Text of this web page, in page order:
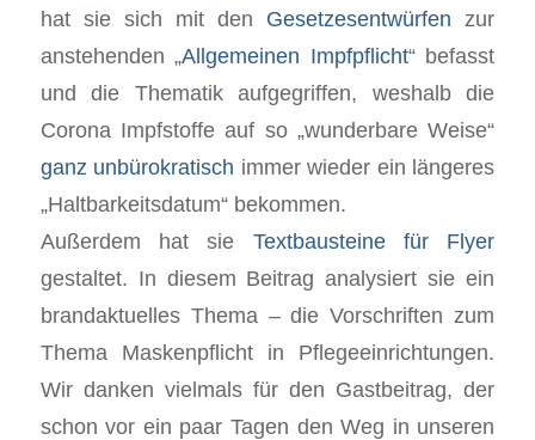
hat sie sich mit den Gesetzesentwürfen zur
anstehenden „Allgemeinen Impfpflicht“ befasst
und die Thematik aufgegriffen, weshalb die
Corona Impfstoffe auf so „wunderbare Weise“
ganz unbürokratisch immer wieder ein längeres
„Haltbarkeitsdatum“ bekommen.
Außerdem hat sie Textbausteine für Flyer
gestaltet. In diesem Beitrag analysiert sie ein
brandaktuelles Thema – die Vorschriften zum
Thema Maskenpflicht in Pflegeeinrichtungen.
Wir danken vielmals für den Gastbeitrag, der
schon vor ein paar Tagen den Weg in unseren